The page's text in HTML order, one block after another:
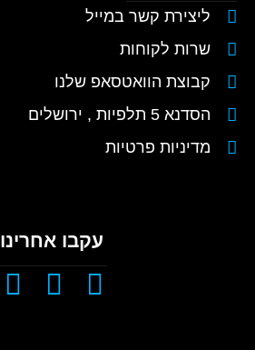
ליצירת קשר במייל
שרות לקוחות
קבוצת הוואטסאפ שלנו
הסדנא 5 תלפיות , ירושלים
מדיניות פרטיות
עקבו אחרינו